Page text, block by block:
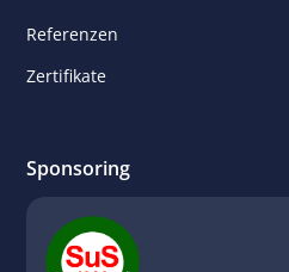
Referenzen
Zertifikate
Sponsoring